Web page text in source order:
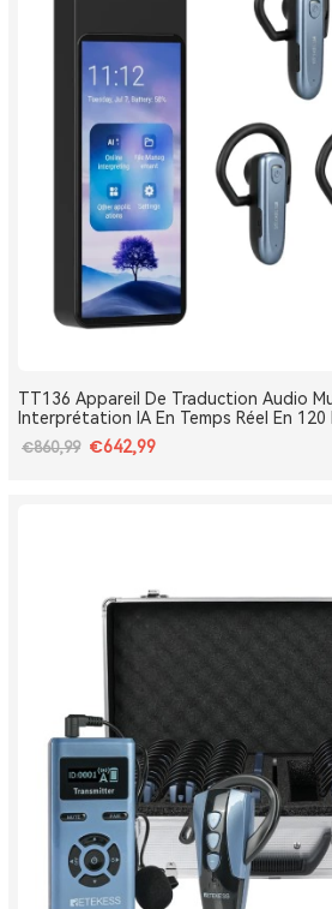
TT136 Appareil De Traduction Audio
Interprétation IA En Temps Réel En
Traduction Pour Tours Et Conférences
Double Canal, Longue Portée 2.4G
€860,99 €642,99